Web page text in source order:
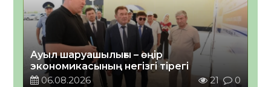
Ауыл шаруашылығы – өңір
экономикасының негізгі тірегі
06.08.2026
21 0